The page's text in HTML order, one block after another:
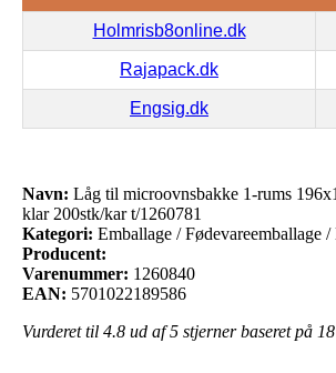
Holmrisb8online.dk
Rajapack.dk
Engsig.dk
Navn: Låg til microovnsbakke 1-rums
klar 200stk/kar t/1260781
Kategori: Emballage / Fødevareemballage
Producent:
Varenummer: 1260840
EAN: 5701022189586
Vurderet til 4.8 ud af 5 stjerner baseret på 18